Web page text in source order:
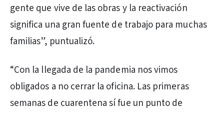
gente que vive de las obras y la reactivación
significa una gran fuente de trabajo para muchas
familias”, puntualizó.
“Con la llegada de la pandemia nos vimos
obligados a no cerrar la oficina. Las primeras
semanas de cuarentena sí fue un punto de